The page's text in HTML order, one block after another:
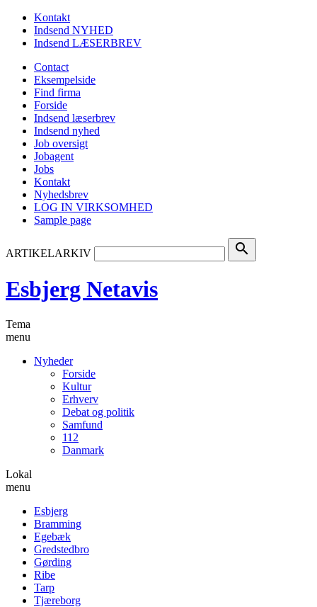
Kontakt
Indsend NYHED
Indsend LÆSERBREV
Contact
Eksempelside
Find firma
Forside
Indsend læserbrev
Indsend nyhed
Job oversigt
Jobagent
Jobs
Kontakt
Nyhedsbrev
LOG IN VIRKSOMHED
Sample page
ARTIKELARKIV search
Esbjerg Netavis
Tema
menu
Nyheder
Forside
Kultur
Erhverv
Debat og politik
Samfund
112
Danmark
Lokal
menu
Esbjerg
Bramming
Egebæk
Gredstedbro
Gørding
Ribe
Tarp
Tjæreborg